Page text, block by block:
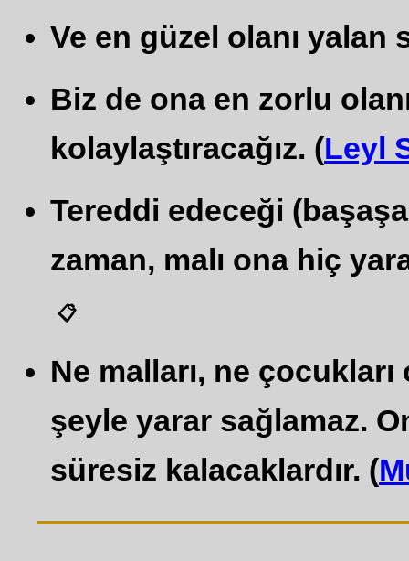
Ve en güzel olanı yalan
Biz de ona en zorlu
kolaylaştıracağız. (Leyl
Tereddi edeceği
zaman, malı ona hiç
📋
Ne malları, ne
şeyle yarar sağlamaz.
süresiz kalacaklardır. (